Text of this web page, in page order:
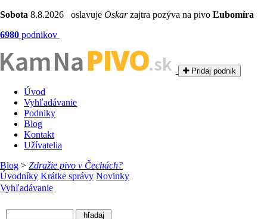
Sobota 8.8.2026 oslavuje Oskarzajtra pozýva na pivo Ľubomíra
6980 podnikov
NaPIVO.sk Pridaj podnik
Úvod
Vyhľadávanie
Podniky
Blog
Kontakt
Užívatelia
Blog > Zdražie pivo v Čechách?
Úvodníky Krátke správy Novinky
Vyhľadávanie